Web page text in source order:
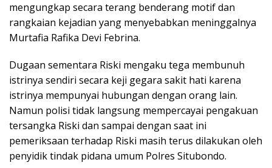
mengungkap secara terang benderang motif dan
rangkaian kejadian yang menyebabkan meninggalnya
Murtafia Rafika Devi Febrina.
Dugaan sementara Riski mengaku tega membunuh
istrinya sendiri secara keji gegara sakit hati karena
istrinya mempunyai hubungan dengan orang lain.
Namun polisi tidak langsung mempercayai pengakuan
tersangka Riski dan sampai dengan saat ini
pemeriksaan terhadap Riski masih terus dilakukan oleh
penyidik tindak pidana umum Polres Situbondo.